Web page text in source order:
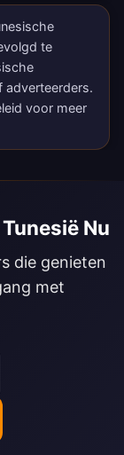
te
adverteerders.
voor meer
Nu
die genieten
met